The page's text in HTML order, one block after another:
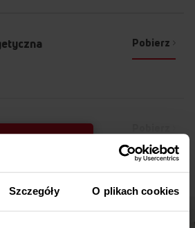
Szczegóły O plikach cookies
Pobierz
dotyczące
Pobierz
Pokaż więcej